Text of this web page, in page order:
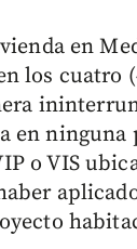
en
los cuatro
en
o VIS